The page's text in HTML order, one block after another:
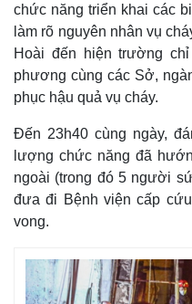
chức năng triển khai các
làm rõ nguyên nhân vụ
Hoài đến hiện trường
phương cùng các Sở,
phục hậu quả vụ cháy.
Đến 23h40 cùng ngày,
lượng chức năng đã
ngoài (trong đó 5 người
đưa đi Bệnh viện cấp
vong.